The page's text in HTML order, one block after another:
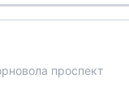
проспект